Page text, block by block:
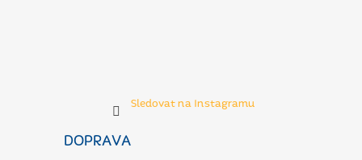
Sledovat na Instagramu
DOPRAVA